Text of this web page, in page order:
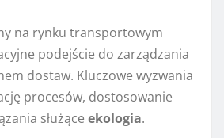
na rynku transportowym
podejście do zarządzania
dostaw. Kluczowe wyzwania
procesów, dostosowanie
służące ekologia.